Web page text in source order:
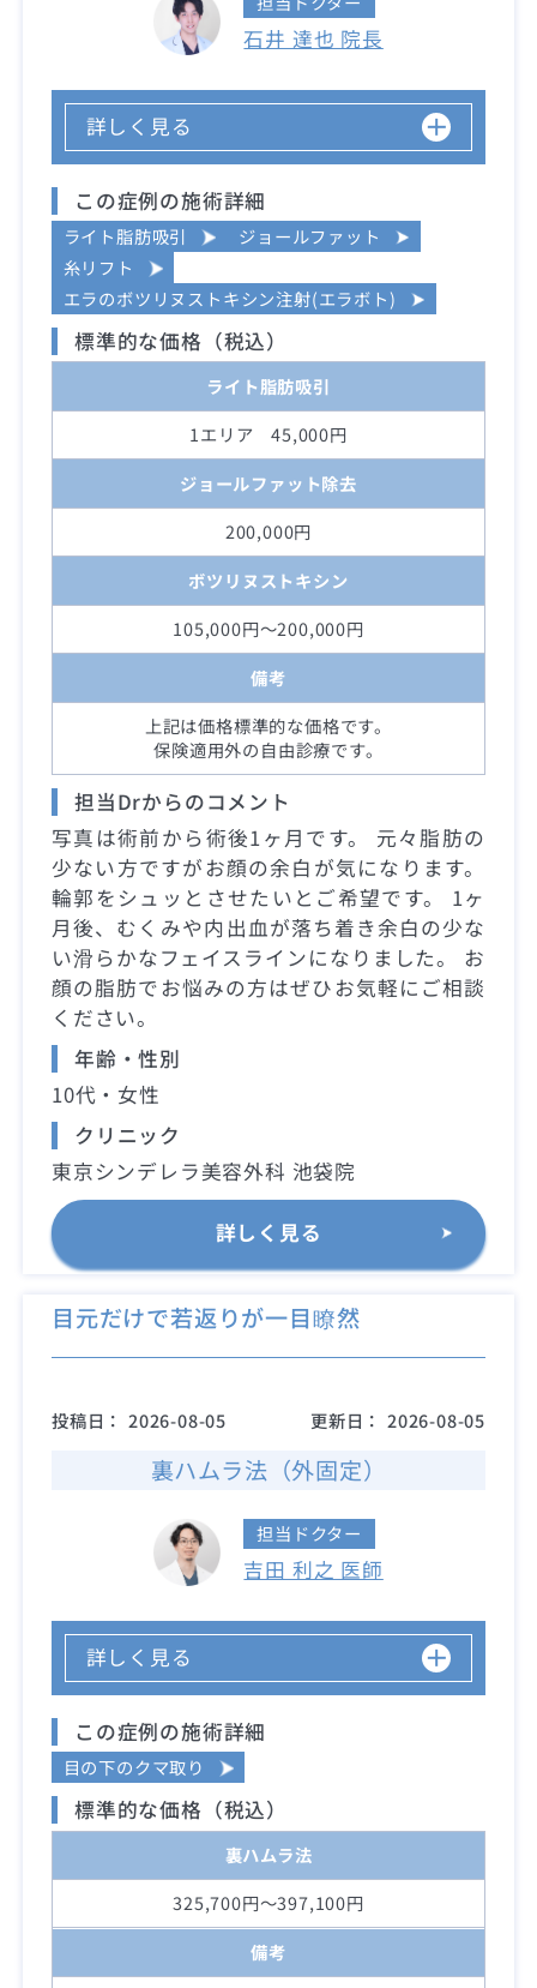
石井 達也 院長
詳しく見る
この症例の施術詳細
ライト脂肪吸引
ジョールファット
糸リフト
エラのボツリヌストキシン注射(エラボト)
標準的な価格（税込）
ライト脂肪吸引
1エリア 45,000円
ジョールファット除去
200,000円
ボツリヌストキシン
105,000円～200,000円
備考
上記は価格標準的な価格です。
保険適用外の自由診療です。
担当Drからのコメント
写真は術前から術後1ヶ月です。 元々脂肪の
少ない方ですがお顔の余白が気になります。
輪郭をシュッとさせたいとご希望です。 1ヶ
月後、むくみや内出血が落ち着き余白の少な
い滑らかなフェイスラインになりました。 お
顔の脂肪でお悩みの方はぜひお気軽にご相談
ください。
年齢・性別
10代・女性
クリニック
東京シンデレラ美容外科 池袋院
詳しく見る
目元だけで若返りが一目瞭然
投稿日： 2026-08-05 更新日： 2026-08-05
裏ハムラ法（外固定）
担当ドクター
吉田 利之 医師
詳しく見る
この症例の施術詳細
目の下のクマ取り
標準的な価格（税込）
裏ハムラ法
325,700円～397,100円
備考